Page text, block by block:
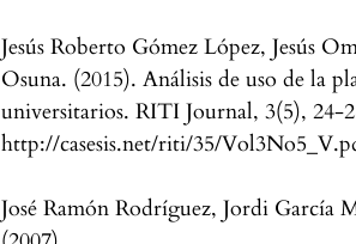
Jesús Roberto Gómez López, Jesús
Osuna. (2015). Análisis de uso de la
universitarios. RITI Journal, 3(5), 24-
http://casesis.net/riti/35/
José Ramón Rodríguez, Jordi García